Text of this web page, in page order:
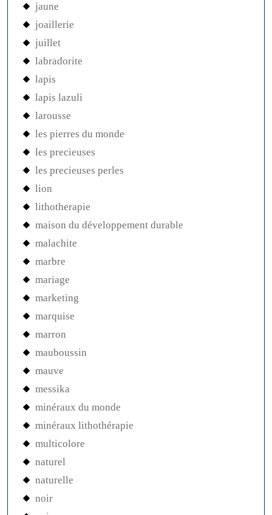
jaune
joaillerie
juillet
labradorite
lapis
lapis lazuli
larousse
les pierres du monde
les precieuses
les precieuses perles
lion
lithotherapie
maison du développement durable
malachite
marbre
mariage
marketing
marquise
marron
mauboussin
mauve
messika
minéraux du monde
minéraux lithothérapie
multicolore
naturel
naturelle
noir